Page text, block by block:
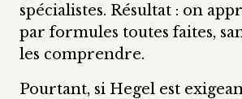
spécialistes. Résultat : on
par formules toutes faites,
les comprendre.
Pourtant, si Hegel est